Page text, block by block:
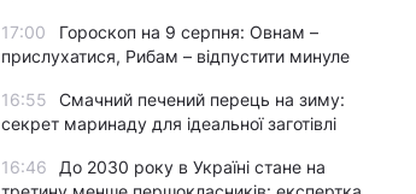
17:00
Гороскоп на 9 серпня: Овнам –
прислухатися, Рибам – відпустити минуле
16:55
Смачний печений перець на зиму:
секрет маринаду для ідеальної заготівлі
16:46
До 2030 року в Україні стане на